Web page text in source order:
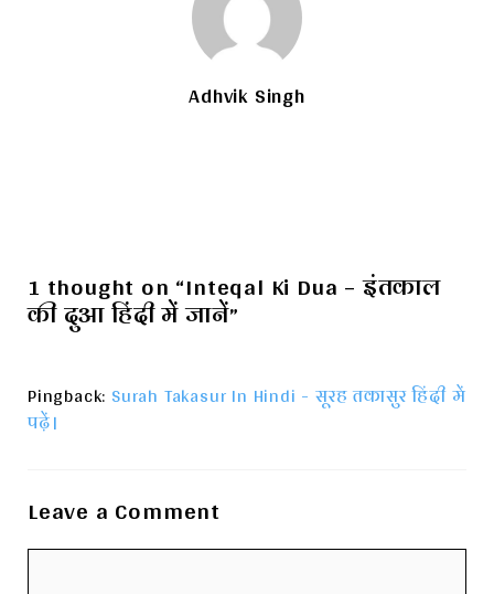
Adhvik Singh
1 thought on “Inteqal Ki Dua – इंतकाल
की दुआ हिंदी में जानें”
Pingback: Surah Takasur In Hindi - सूरह तकासुर हिंदी में
पढ़ें।
Leave a Comment
Comment